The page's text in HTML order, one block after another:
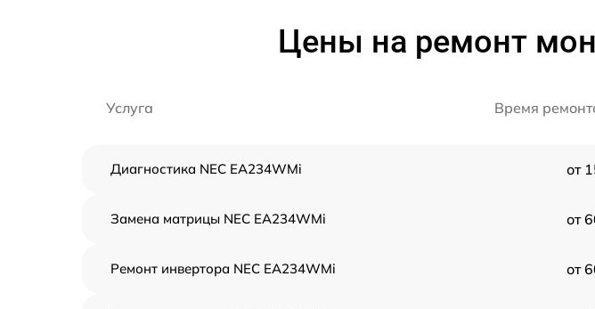
Цены на ремонт
Услуга Время
Диагностика NEC EA234WMi от
Замена матрицы NEC EA234WMi от
Ремонт инвертора NEC EA234WMi от